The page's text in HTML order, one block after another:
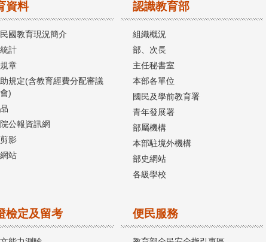
資料
國教育現況簡介
計
章
規定(含教育經費分配審議
)
公報資訊網
影
站
認識教育部
組織概況
部、次長
主任秘書室
本部各單位
國民及學前教育署
青年發展署
部屬機構
本部駐境外機構
部史網站
各級學校
檢定及留考 便民服務